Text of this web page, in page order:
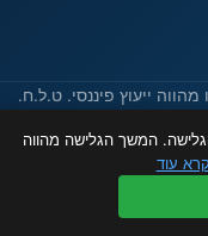
ייעוץ פיננסי. ט.ל.ח.
המשך הגלישה מהווה
קרא עוד